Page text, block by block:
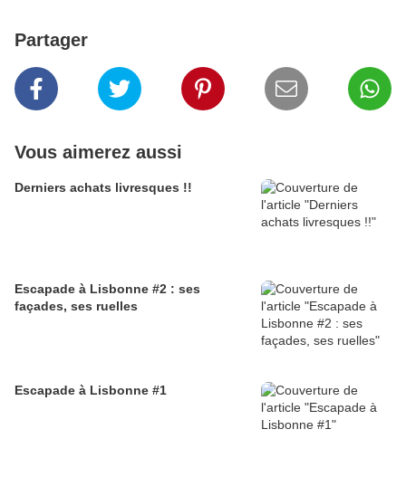
Partager
Vous aimerez aussi
Derniers achats livresques !!
Escapade à Lisbonne #2 : ses
façades, ses ruelles
Escapade à Lisbonne #1